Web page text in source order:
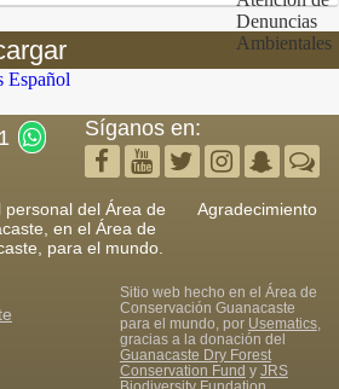
Síganos en:
del Área de
en el Área de
para el mundo.
Agradecimiento
Sitio web hecho en el Área de
Conservación Guanacaste
para el mundo, por Usematics,
gracias a la donación del
Guanacaste Dry Forest
Conservation Fund y JRS